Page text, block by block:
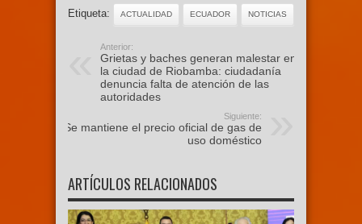
Etiqueta: ACTUALIDAD ECUADOR NOTICIAS
Anterior:
Grietas y baches generan malestar en
la ciudad de Riobamba: ciudadanía
denuncia falta de atención de las
autoridades
Siguiente:
Se mantiene el precio oficial de gas de
uso doméstico
ARTÍCULOS RELACIONADOS